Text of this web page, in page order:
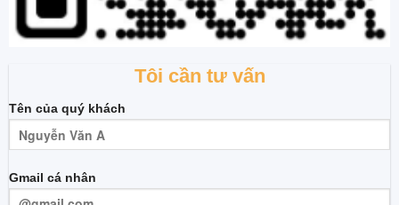
Tôi cần tư vấn
Tên của quý khách
Gmail cá nhân